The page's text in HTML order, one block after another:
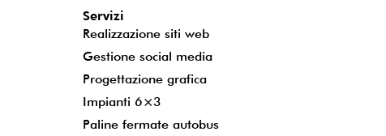
Servizi
Realizzazione siti web
Gestione social media
Progettazione grafica
Impianti 6×3
Paline fermate autobus